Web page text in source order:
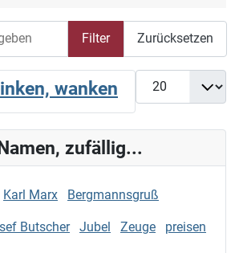
Filter Zurücksetzen
Anzeige #
wanken
zufällig...
Karl Marx Bergmannsgruß
Butscher Jubel Zeuge preisen